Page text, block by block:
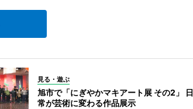
見る・遊ぶ
旭市で「にぎやかマキアート展 その2」 日
常が芸術に変わる作品展示